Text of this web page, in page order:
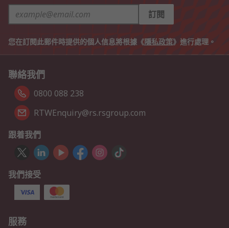
訂閱
您在訂閱此郵件時提供的個人信息將根據《隱私政策》進行處理。
聯絡我們
0800 088 238
RTWEnquiry@rs.rsgroup.com
跟着我們
我們接受
服務